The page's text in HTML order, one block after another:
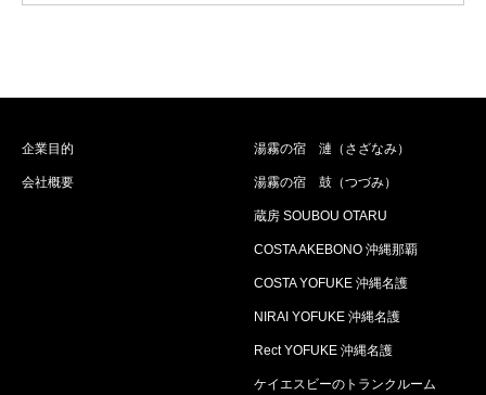
企業目的
会社概要
湯霧の宿 漣（さざなみ）
湯霧の宿 鼓（つづみ）
蔵房 SOUBOU OTARU
COSTA AKEBONO 沖縄那覇
COSTA YOFUKE 沖縄名護
NIRAI YOFUKE 沖縄名護
Rect YOFUKE 沖縄名護
ケイエスビーのトランクルーム